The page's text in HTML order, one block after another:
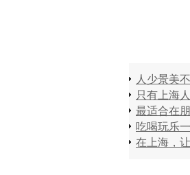
只有上海
在上海，